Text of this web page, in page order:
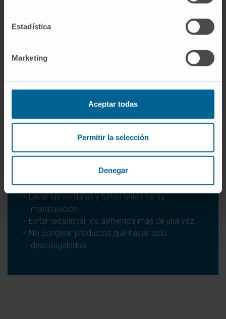
Estadística
Marketing
Aceptar todas
Permitir la selección
Denegar
Consejos generales
Lavarse las manos frecuentemente con agua
caliente y jabón y siempre antes de manipular
cualquier alimento.
inmediatamente después de su uso y
conservarlos en un lugar adecuado.
Mantener limpia y aireada la cocina.
Lavar las verduras y furtas antes de su
manipulación.
Evitar recalentar los alimentos más de una vez.
No congelar productos que hayan sido
descongelados.